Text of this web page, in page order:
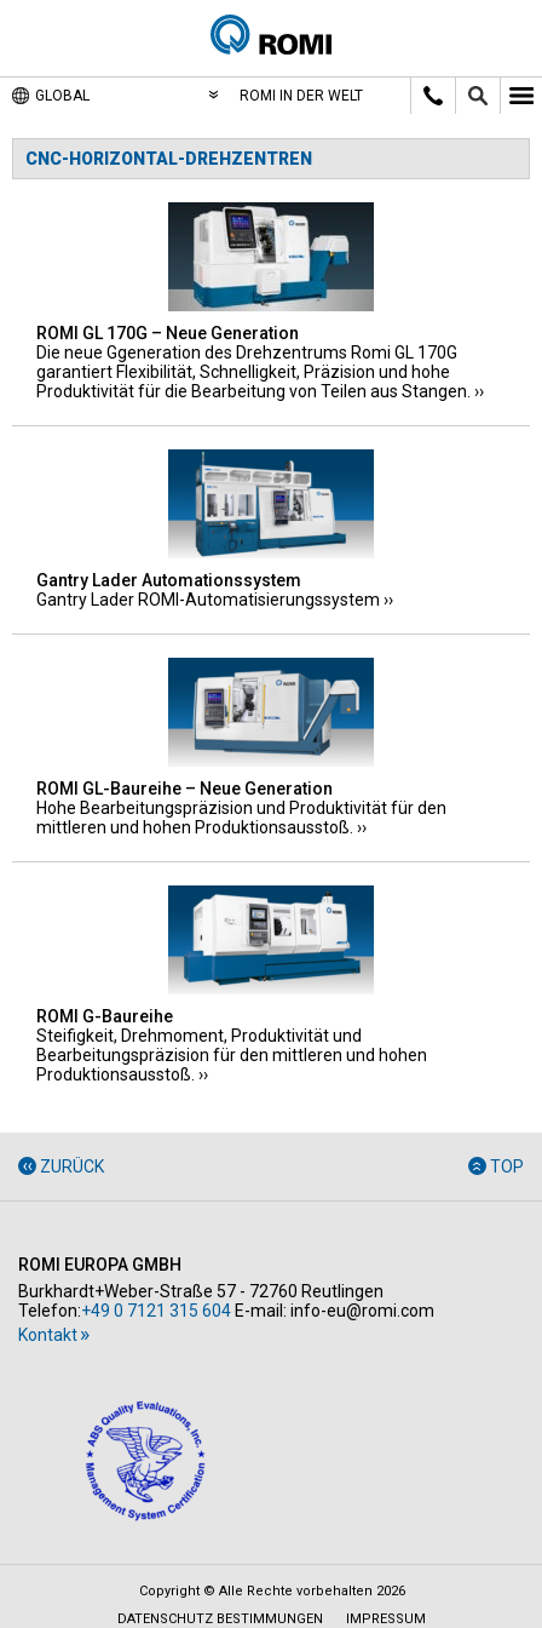
GLOBAL ROMI IN DER WELT
CNC-HORIZONTAL-DREHZENTREN
ROMI GL 170G – Neue Generation
Die neue Ggeneration des Drehzentrums Romi GL 170G
garantiert Flexibilität, Schnelligkeit, Präzision und hohe
Produktivität für die Bearbeitung von Teilen aus Stangen.
Gantry Lader Automationssystem
Gantry Lader ROMI-Automatisierungssystem
ROMI GL-Baureihe – Neue Generation
Hohe Bearbeitungspräzision und Produktivität für den
mittleren und hohen Produktionsausstoß.
ROMI G-Baureihe
Steifigkeit, Drehmoment, Produktivität und
Bearbeitungspräzision für den mittleren und hohen
Produktionsausstoß.
ZURÜCK TOP
ROMI EUROPA GMBH
Burkhardt+Weber-Straße 57 - 72760 Reutlingen
Telefon:+49 0 7121 315 604 E-mail: info-eu@romi.com
Kontakt
Copyright © Alle Rechte vorbehalten 2026
DATENSCHUTZ BESTIMMUNGEN
IMPRESSUM